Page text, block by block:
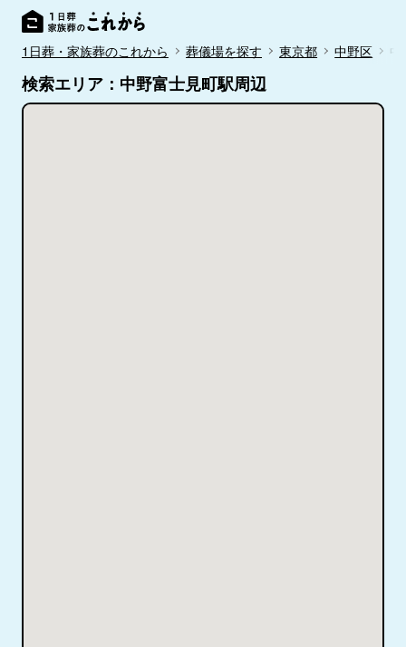
1日葬・家族葬のこれから 葬儀場を探す 東京都 中野区
検索エリア：中野富士見町駅周辺